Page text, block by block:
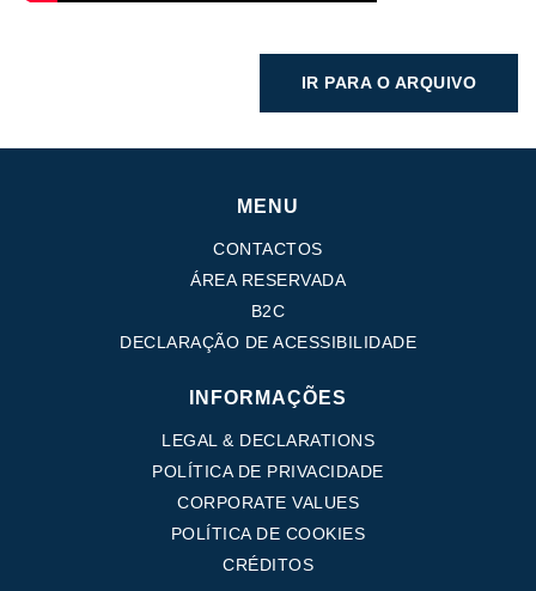
IR PARA O ARQUIVO
MENU
CONTACTOS
ÁREA RESERVADA
B2C
DECLARAÇÃO DE ACESSIBILIDADE
INFORMAÇÕES
LEGAL & DECLARATIONS
POLÍTICA DE PRIVACIDADE
CORPORATE VALUES
POLÍTICA DE COOKIES
CRÉDITOS